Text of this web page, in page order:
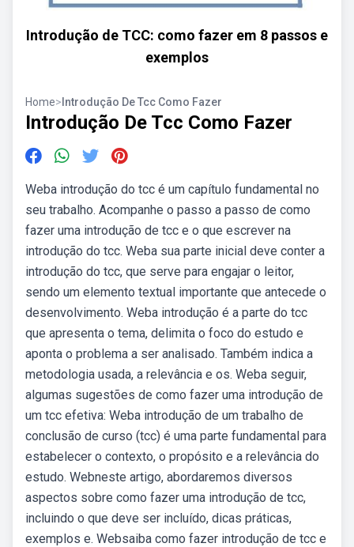
Introdução de TCC: como fazer em 8 passos e
exemplos
Home> Introdução De Tcc Como Fazer
Introdução De Tcc Como Fazer
Weba introdução do tcc é um capítulo fundamental no
seu trabalho. Acompanhe o passo a passo de como
fazer uma introdução de tcc e o que escrever na
introdução do tcc. Weba sua parte inicial deve conter a
introdução do tcc, que serve para engajar o leitor,
sendo um elemento textual importante que antecede o
desenvolvimento. Weba introdução é a parte do tcc
que apresenta o tema, delimita o foco do estudo e
aponta o problema a ser analisado. Também indica a
metodologia usada, a relevância e os. Weba seguir,
algumas sugestões de como fazer uma introdução de
um tcc efetiva: Weba introdução de um trabalho de
conclusão de curso (tcc) é uma parte fundamental para
estabelecer o contexto, o propósito e a relevância do
estudo. Webneste artigo, abordaremos diversos
aspectos sobre como fazer uma introdução de tcc,
incluindo o que deve ser incluído, dicas práticas,
exemplos e. Websaiba como fazer introdução de tcc e